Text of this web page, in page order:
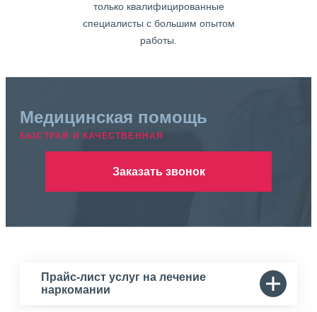
только квалифицированные
специалисты с большим опытом
работы.
Медицинская помощь
БЫСТРАЯ И КАЧЕСТВЕННАЯ
Заказать звонок
Прайс-лист услуг на лечение
наркомании